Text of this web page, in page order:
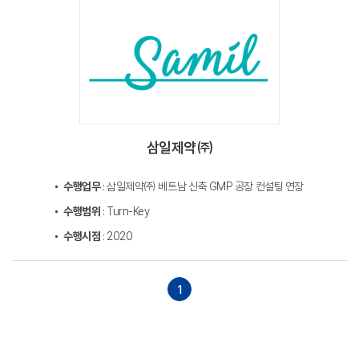
삼일제약㈜
수행업무: 삼일제약㈜ 베트남 신축 GMP 공장 컨설팅 연장
수행범위 : Turn-Key
수행시점 : 2020
1